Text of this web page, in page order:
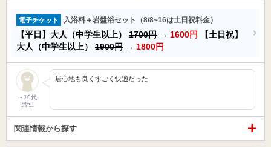
電子チケット 入浴料＋岩盤浴セット（8/8~16は土日祝料金）
【平日】大人（中学生以上） 1700円 → 1600円
【土日祝】
大人（中学生以上） 1900円 → 1800円
～10代
男性
居心地も良くすごく快適だった
関連情報から探す